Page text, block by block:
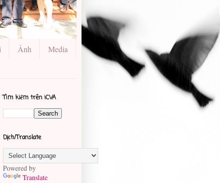
Ảnh
Media
Tìm kiếm trên iCVA
Dịch/Translate
Powered by
Translate